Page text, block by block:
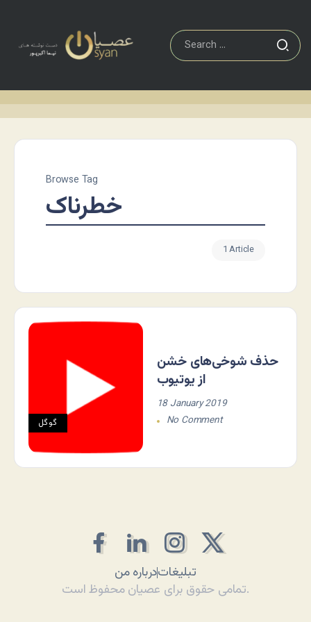
Browse Tag
خطرناک
1 Article
گوگل
حذف شوخی‌های خشن
از یوتیوب
18 January 2019
No Comment
درباره منتبلیغات
تمامی حقوق برای عصیان محفوظ است.